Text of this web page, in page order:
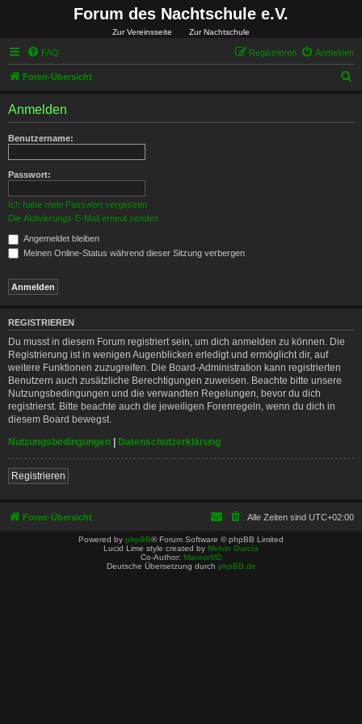
Forum des Nachtschule e.V.
Zur Vereinsseite Zur Nachtschule
FAQ Anmelden
Registrieren
Foren-Übersicht
Anmelden
Benutzername:
Passwort:
Ich habe mein Passwort vergessen
Die Aktivierungs-E-Mail erneut senden
Angemeldet bleiben
Meinen Online-Status während dieser Sitzung verbergen
REGISTRIEREN
Du musst in diesem Forum registriert sein, um dich anmelden zu können. Die
Registrierung ist in wenigen Augenblicken erledigt und ermöglicht dir, auf
weitere Funktionen zuzugreifen. Die Board-Administration kann registrierten
Benutzern auch zusätzliche Berechtigungen zuweisen. Beachte bitte unsere
Nutzungsbedingungen und die verwandten Regelungen, bevor du dich
registrierst. Bitte beachte auch die jeweiligen Forenregeln, wenn du dich in
diesem Board bewegst.
Nutzungsbedingungen | Datenschutzerklärung
Registrieren
Foren-Übersicht Alle Zeiten sind UTC+02:00
Powered by phpBB® Forum Software © phpBB Limited
Lucid Lime style created by Melvin García
Co-Author: MannixMD
Deutsche Übersetzung durch phpBB.de